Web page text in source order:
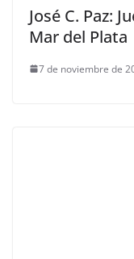
José C. Paz:
Mar del Plata
7 de noviembre de